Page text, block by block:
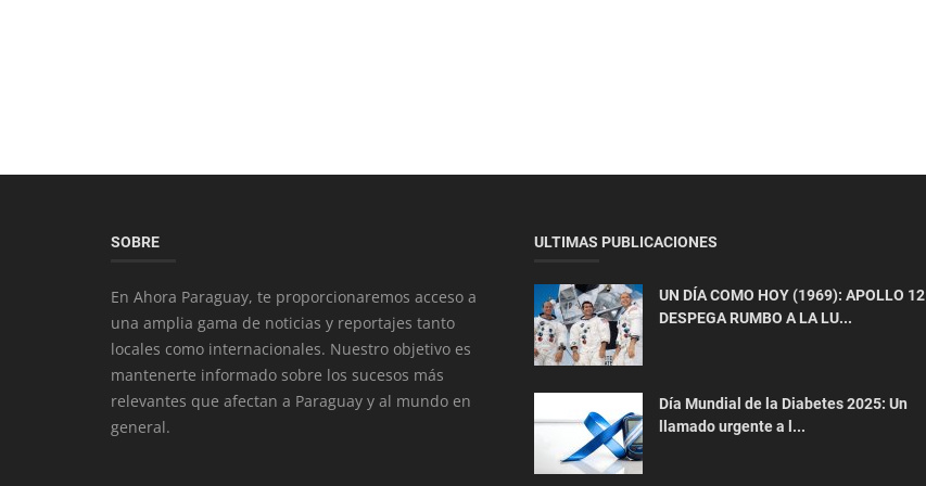
SOBRE
En Ahora Paraguay, te proporcionaremos acceso a
una amplia gama de noticias y reportajes tanto
locales como internacionales. Nuestro objetivo es
mantenerte informado sobre los sucesos más
relevantes que afectan a Paraguay y al mundo en
general.
ULTIMAS PUBLICACIONES
UN DÍA COMO HOY (1969): APOLLO 12
DESPEGA RUMBO A LA LU...
Día Mundial de la Diabetes 2025: Un
llamado urgente a l...